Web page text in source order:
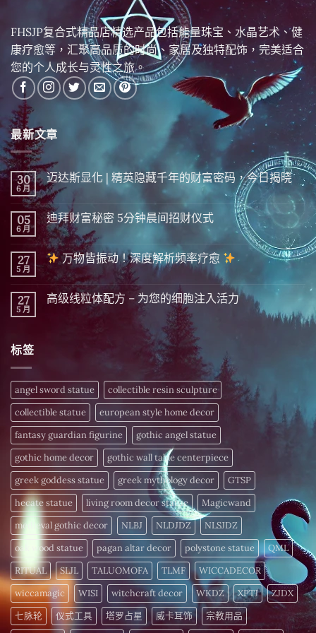
FHSJP复合式精品店精选产品包括能量珠宝、水晶艺术、健
康疗愈等，汇聚高品质的时尚、家居及独特配饰，完美适合
您的个人成长与灵性之旅。
最新文章
30
6 月
迈达斯显化 | 精英隐藏千年的财富密码，今日揭晓
在
〈迈
达
斯
显
化
|
精
英
隐
千
年
晓〉
中
尚
無
留
言
05
6 月
迪拜财富秘密 5分钟晨间招财仪式
在
〈迪
拜
财
富
密 5
分
钟
尚
無
留
言
27
5 月
万物皆振动！深度解析频率疗愈
在
万
频
率
疗
愈
〉
中
尚
無
留
言
27
5 月
高级线粒体配方 – 为您的细胞注入活力
–
为
您
的
细
胞
注
入
活
力〉
中
标签
angel sword statue
collectible resin sculpture
collectible statue
european style home decor
fantasy guardian figurine
gothic angel statue
gothic home decor
gothic wall table centerpiece
greek goddess statue
greek mythology decor
GTSP
hecate statue
living room decor statue
Magicwand
medieval gothic decor
NLBJ NLDJDZ
NLSJDZ
oak wood statue
pagan altar decor polystone statue
QML
RITUAL
SLJL TALUOMOFA TLMF
WICCADECOR
wiccamagic
WISI witchcraft decor WKDZ XPTJ
ZJDX
七脉轮
仪式工具 塔罗占星 威卡耳饰
宗教用品